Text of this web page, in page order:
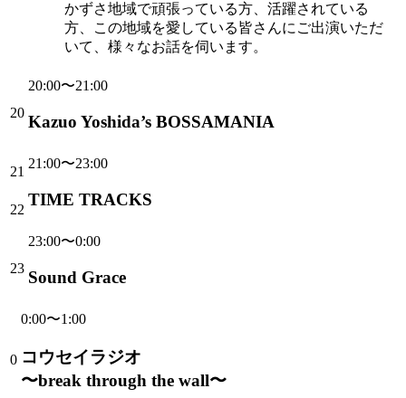
かずさ地域で頑張っている方、活躍されている
方、この地域を愛している皆さんにご出演いただ
いて、様々なお話を伺います。
20
20:00〜21:00
Kazuo Yoshida’s BOSSAMANIA
21
21:00〜23:00
TIME TRACKS
22
23
23:00〜0:00
Sound Grace
0
0:00〜1:00
コウセイラジオ
〜break through the wall〜